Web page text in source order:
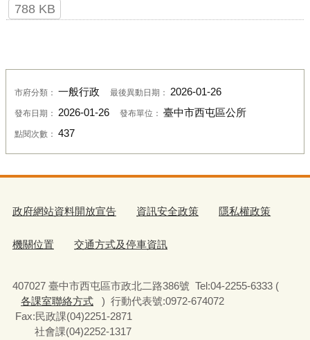
788 KB
市府分類： 一般行政 最後異動日期： 2026-01-26
發布日期： 2026-01-26 發布單位： 臺中市西屯區公所
點閱次數： 437
政府網站資料開放宣告 資訊安全政策 隱私權政策
機關位置 交通方式及停車資訊
407027 臺中市西屯區市政北二路386號 Tel:04-2255-6333 (
各課室聯絡方式
) 行動代表號:0972-674072
Fax:民政課(04)2251-2871
社會課(04)2252-1317